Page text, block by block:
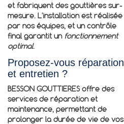
et fabriquent des gouttières sur-
mesure. L'installation est réalisée
par nos équipes, et un contrôle
final garantit un fonctionnement
optimal.
Proposez-vous réparation
et entretien ?
BESSON GOUTTIERES offre des
services de réparation et
maintenance, permettant de
prolonger la durée de vie de vos